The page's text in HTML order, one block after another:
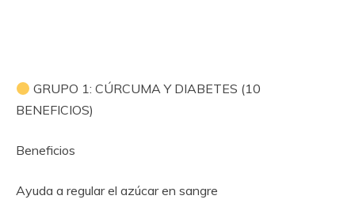
GRUPO 1: CÚRCUMA Y DIABETES (10
BENEFICIOS)
Beneficios
Ayuda a regular el azúcar en sangre